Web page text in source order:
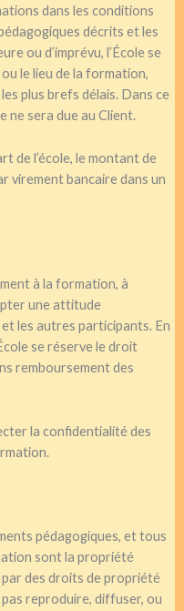
dans les conditions
décrits et les
ou d’imprévu, l’École se
le lieu de la formation,
plus brefs délais. Dans ce
ne sera due au Client.
de l’école, le montant de
virement bancaire dans un
à la formation, à
une attitude
les autres participants. En
se réserve le droit
remboursement des
la confidentialité des
pédagogiques, et tous
sont la propriété
des droits de propriété
pas reproduire, diffuser, ou